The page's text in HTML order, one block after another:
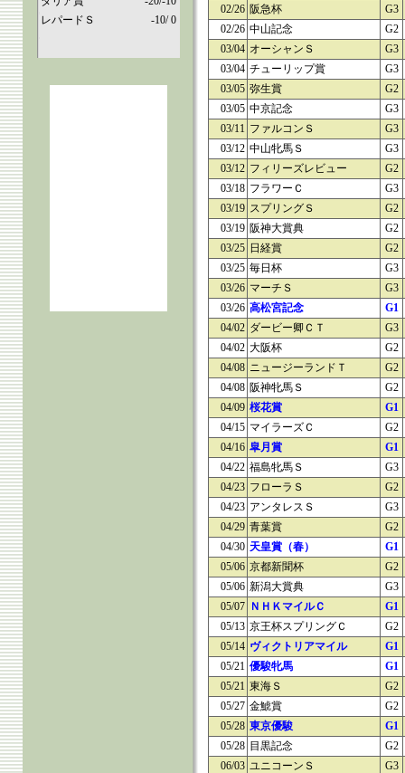
レパードＳ
-10/ 0
02/26 阪急杯
G3
02/26 中山記念
G2
03/04 オーシャンＳ
G3
03/04 チューリップ賞
G3
03/05 弥生賞
G2
03/05 中京記念
G3
03/11 ファルコンＳ
G3
03/12 中山牝馬Ｓ
G3
03/12 フィリーズレビュー
G2
03/18 フラワーＣ
G3
03/19 スプリングＳ
G2
03/19 阪神大賞典
G2
03/25 日経賞
G2
03/25 毎日杯
G3
03/26 マーチＳ
G3
03/26 高松宮記念
G1
04/02 ダービー卿ＣＴ
G3
04/02 大阪杯
G2
04/08 ニュージーランドＴ
G2
04/08 阪神牝馬Ｓ
G2
04/09 桜花賞
G1
04/15 マイラーズＣ
G2
04/16 皐月賞
G1
04/22 福島牝馬Ｓ
G3
04/23 フローラＳ
G2
04/23 アンタレスＳ
G3
04/29 青葉賞
G2
04/30 天皇賞（春）
G1
05/06 京都新聞杯
G2
05/06 新潟大賞典
G3
05/07 ＮＨＫマイルＣ
G1
05/13 京王杯スプリングＣ
G2
05/14 ヴィクトリアマイル
G1
05/21 優駿牝馬
G1
05/21 東海Ｓ
G2
05/27 金鯱賞
G2
05/28 東京優駿
G1
05/28 目黒記念
G2
06/03 ユニコーンＳ
G3